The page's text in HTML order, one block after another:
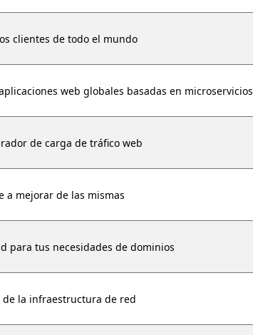
clientes de todo el mundo
web globales basadas en microservicios
de carga de tráfico web
a mejorar de las mismas
para tus necesidades de dominios
la infraestructura de red